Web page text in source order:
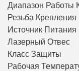
Диапазон Работы
Резьба Крепления
Источник Питания
Лазерный Отвес
Класс Защиты
Рабочая